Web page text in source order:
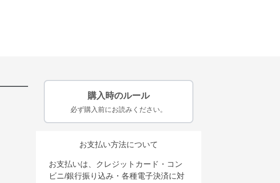
購入時のルール
必ず購入前にお読みください。
お支払い方法について
お支払いは、クレジットカード・コン
ビニ/銀行振り込み・各種電子決済に対